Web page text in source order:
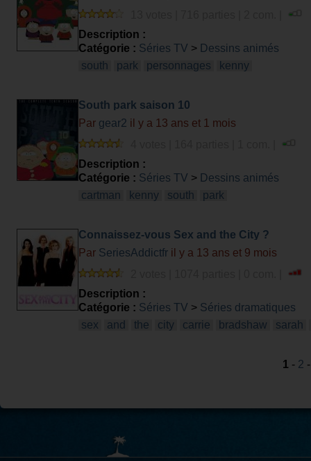
Description :
Catégorie : Séries TV > Dessins animés
south
park personnages kenny
South park saison 10
Par gear2 il y a 13 ans et 1 mois
Description :
Catégorie : Séries TV > Dessins animés
cartman
kenny south park
Connaissez-vous Sex and the City ?
Par SeriesAddictfr il y a 13 ans et 9 mois
Description :
Catégorie : Séries TV > Séries dramatiques
sex
and the city carrie bradshaw sarah
1 - 2